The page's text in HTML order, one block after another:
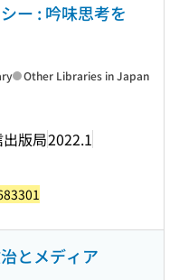
ー : 吟味思考を
版局2022.1
Other Libraries in Japan
とメディア